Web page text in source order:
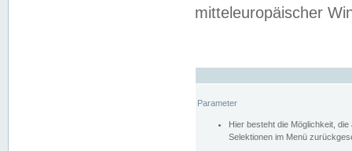
mitteleuropäischer
Parameter
Hier besteht die Möglichkeit,
Selektionen im Menü